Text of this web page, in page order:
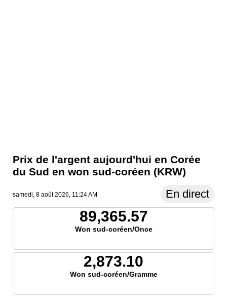
Prix ​​de l'argent aujourd'hui en Corée
du Sud en won sud-coréen (KRW)
samedi, 8 août 2026, 11:24 AM En direct
89,365.57
Won sud-coréen/Once
2,873.10
Won sud-coréen/Gramme